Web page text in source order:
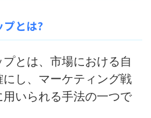
プとは?
とは、市場における自
し、マーケティング戦
いられる手法の一つで